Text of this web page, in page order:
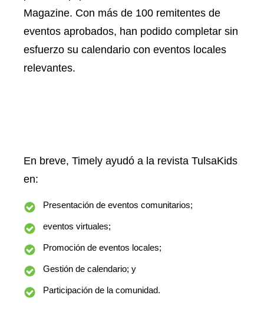
Magazine. Con más de 100 remitentes de
eventos aprobados, han podido completar sin
esfuerzo su calendario con eventos locales
relevantes.
En breve, Timely ayudó a la revista TulsaKids
en:
Presentación de eventos comunitarios;
eventos virtuales;
Promoción de eventos locales;
Gestión de calendario; y
Participación de la comunidad.